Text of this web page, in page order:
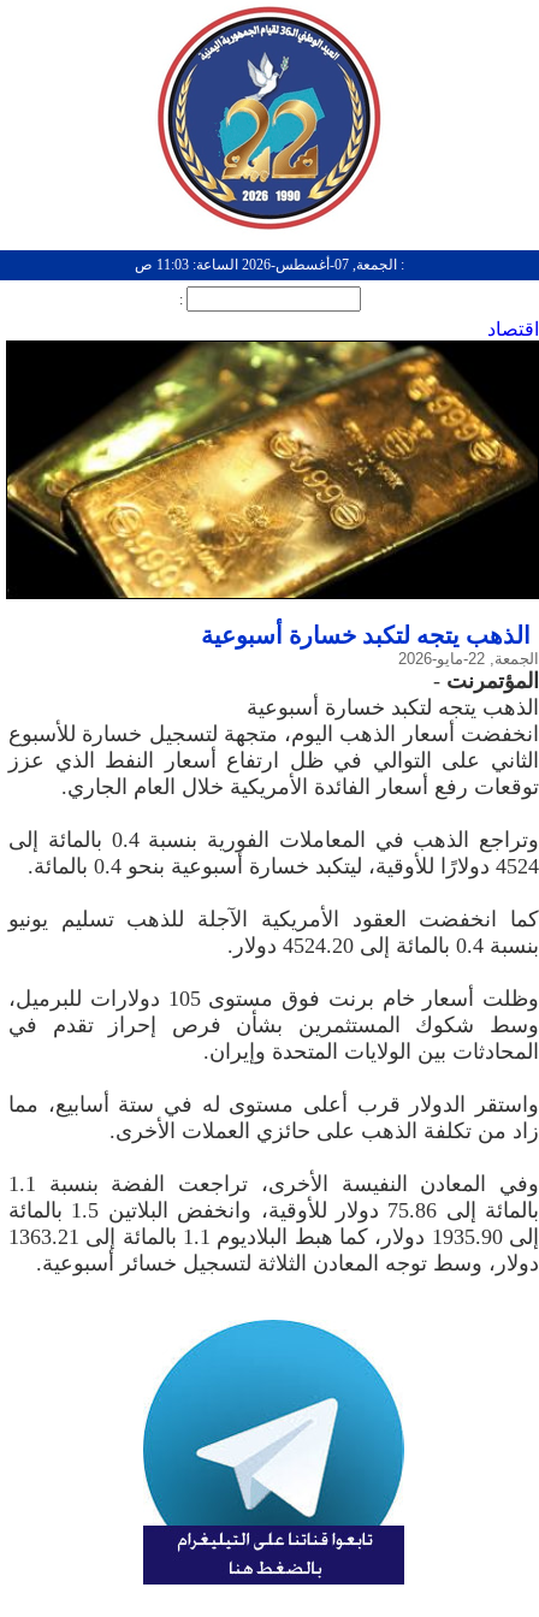
: الجمعة, 07-أغسطس-2026 الساعة: 11:03 ص
:
اقتصاد
الذهب يتجه لتكبد خسارة أسبوعية
الجمعة, 22-مايو-2026
المؤتمرنت -
الذهب يتجه لتكبد خسارة أسبوعية
انخفضت أسعار الذهب اليوم، متجهة لتسجيل خسارة للأسبوع
الثاني على التوالي في ظل ارتفاع أسعار النفط الذي عزز
توقعات رفع أسعار الفائدة الأمريكية خلال العام الجاري.
وتراجع الذهب في المعاملات الفورية بنسبة 0.4 بالمائة إلى
4524 دولارًا للأوقية، ليتكبد خسارة أسبوعية بنحو 0.4 بالمائة.
كما انخفضت العقود الأمريكية الآجلة للذهب تسليم يونيو
بنسبة 0.4 بالمائة إلى 4524.20 دولار.
وظلت أسعار خام برنت فوق مستوى 105 دولارات للبرميل،
وسط شكوك المستثمرين بشأن فرص إحراز تقدم في
المحادثات بين الولايات المتحدة وإيران.
واستقر الدولار قرب أعلى مستوى له في ستة أسابيع، مما
زاد من تكلفة الذهب على حائزي العملات الأخرى.
وفي المعادن النفيسة الأخرى، تراجعت الفضة بنسبة 1.1
بالمائة إلى 75.86 دولار للأوقية، وانخفض البلاتين 1.5 بالمائة
إلى 1935.90 دولار، كما هبط البلاديوم 1.1 بالمائة إلى 1363.21
دولار، وسط توجه المعادن الثلاثة لتسجيل خسائر أسبوعية.